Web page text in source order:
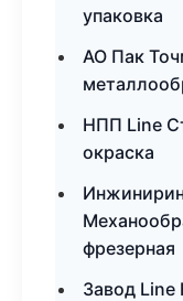
упаковка
АО Пак
НПП Line
окраска
фрезерная
Завод Line